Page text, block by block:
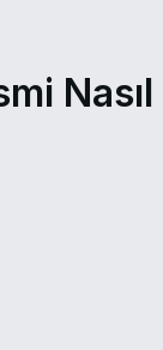
Nasıl